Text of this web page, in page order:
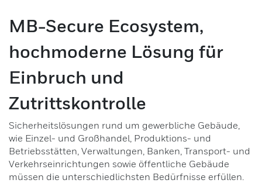
MB-Secure Ecosystem,
hochmoderne Lösung für
Einbruch und
Zutrittskontrolle
Sicherheitslösungen rund um gewerbliche Gebäude,
wie Einzel- und Großhandel, Produktions- und
Betriebsstätten, Verwaltungen, Banken, Transport- und
Verkehrseinrichtungen sowie öffentliche Gebäude
müssen die unterschiedlichsten Bedürfnisse erfüllen.
Leser
ID-Träger
Bewegungsmelder
Alarmkontakte
Signalgeber
Installationsmaterial